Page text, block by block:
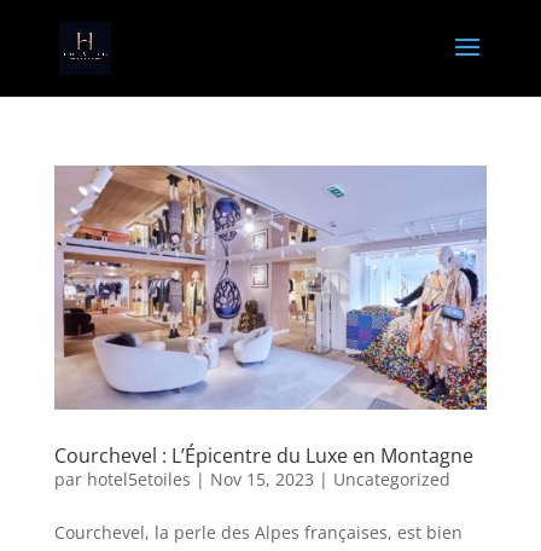
Courchevel : L’Épicentre du Luxe en Montagne
par hotel5etoiles | Nov 15, 2023 | Uncategorized
Courchevel, la perle des Alpes françaises, est bien